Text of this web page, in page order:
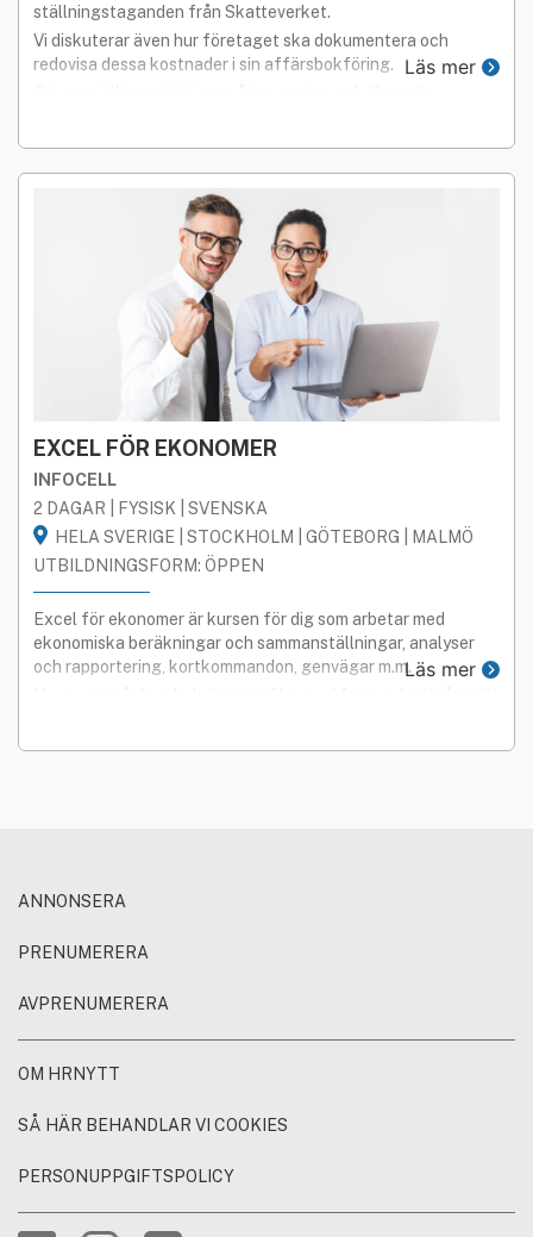
ställningstaganden från Skatteverket.
Vi diskuterar även hur företaget ska dokumentera och
redovisa dessa kostnader i sin affärsbokföring.
Läs mer
EXCEL FÖR EKONOMER
INFOCELL
2 DAGAR | FYSISK | SVENSKA
HELA SVERIGE | STOCKHOLM | GÖTEBORG | MALMÖ
UTBILDNINGSFORM: ÖPPEN
Excel för ekonomer är kursen för dig som arbetar med
ekonomiska beräkningar och sammanställningar, analyser
och rapportering, kortkommandon, genvägar m.m.Läs mer
ANNONSERA
PRENUMERERA
AVPRENUMERERA
OM HRNYTT
SÅ HÄR BEHANDLAR VI COOKIES
PERSONUPPGIFTSPOLICY